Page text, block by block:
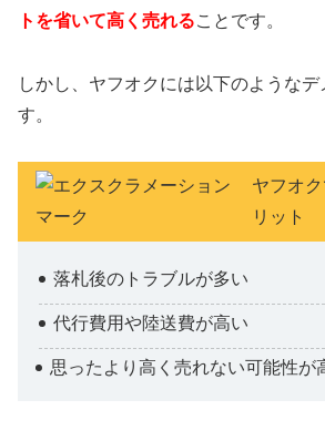
トを省いて高く売れることです。
しかし、ヤフオクには以下のようなデ
す。
ヤフオ
リット
落札後のトラブルが多い
代行費用や陸送費が高い
思ったより高く売れない可能性が